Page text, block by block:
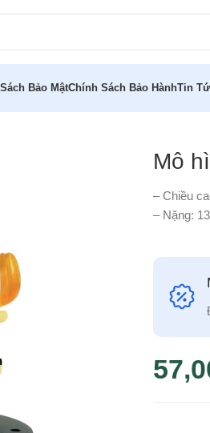
Bảo MậtChính Sách Bảo HànhTin
Mô
– Chiều
– Nặng: